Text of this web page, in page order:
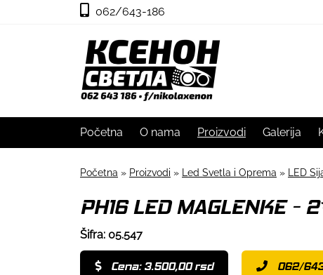
062/643-186
Početna O nama Proizvodi Galerija
Početna » Proizvodi » Led Svetla i Oprema » LED
PH16 LED MAGLENKE -
Šifra: 05.547
Cena: 3.500,00 rsd 062/